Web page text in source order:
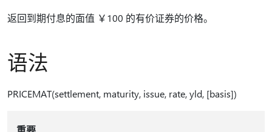
返回到期付息的面值 ￥100 的有价证券的价格。
语法
PRICEMAT(settlement, maturity, issue, rate, yld, [basis])